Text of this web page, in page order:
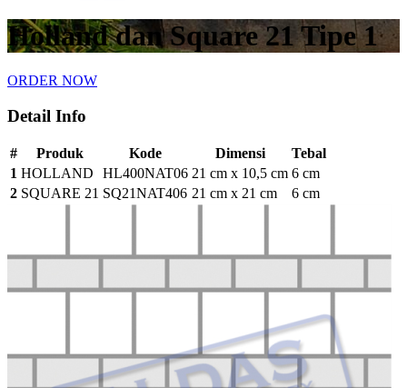
Holland dan Square 21 Tipe 1
ORDER NOW
Detail Info
# Produk Kode Dimensi
Tebal
1 HOLLAND HL400NAT06 21 cm x 10,5 cm 6 cm
2 SQUARE 21 SQ21NAT406 21 cm x 21 cm 6 cm